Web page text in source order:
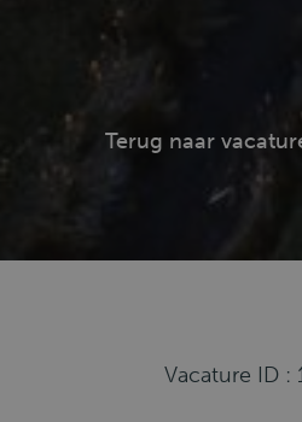
Terug naar
Vacature ID :